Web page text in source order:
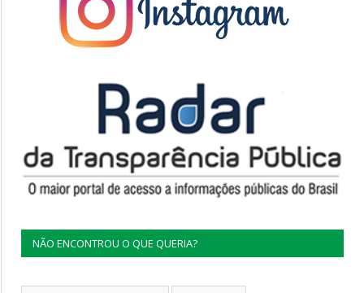
NÃO ENCONTROU O QUE QUERIA?